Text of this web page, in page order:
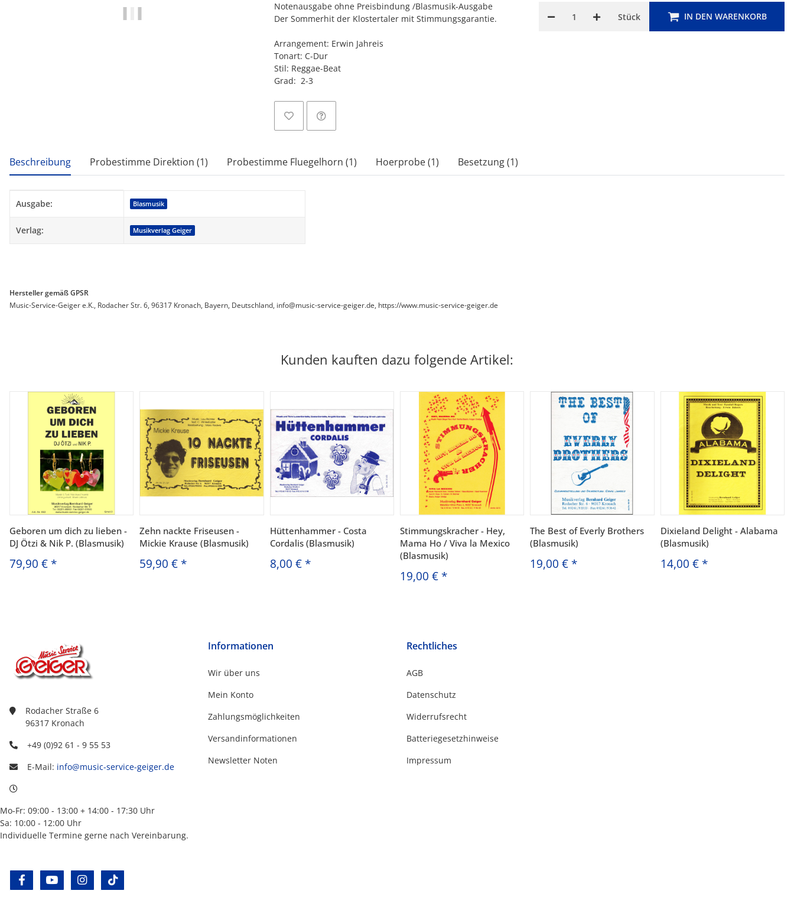
Notenausgabe ohne Preisbindung /Blasmusik-Ausgabe
Der Sommerhit der Klostertaler mit Stimmungsgarantie.
Arrangement: Erwin Jahreis
Tonart: C-Dur
Stil: Reggae-Beat
Grad: 2-3
Stück IN DEN WARENKORB
weitere Registerkarten anzeigen
Beschreibung Probestimme Direktion (1) Probestimme Fluegelhorn (1) Hoerprobe (1) Besetzung (1)
Produkteigenschaft
Wert
Ausgabe: Blasmusik
Verlag: Musikverlag Geiger
Hersteller gemäß GPSR
Music-Service-Geiger e.K., Rodacher Str. 6, 96317 Kronach, Bayern, Deutschland, info@music-service-geiger.de, https://www.music-service-geiger.de
Kunden kauften dazu folgende Artikel:
Geboren um dich zu lieben -
DJ Ötzi & Nik P. (Blasmusik)
79,90 € *
Zehn nackte Friseusen -
Mickie Krause (Blasmusik)
59,90 € *
Hüttenhammer - Costa
Cordalis (Blasmusik)
8,00 € *
Stimmungskracher - Hey,
Mama Ho / Viva la Mexico
(Blasmusik)
19,00 € *
The Best of Everly Brothers
(Blasmusik)
19,00 € *
Dixieland Delight - Alabama
(Blasmusik)
14,00 € *
Rodacher Straße 6
96317 Kronach
+49 (0)92 61 - 9 55 53
E-Mail: info@music-service-geiger.de
Mo-Fr: 09:00 - 13:00 + 14:00 - 17:30 Uhr
Sa: 10:00 - 12:00 Uhr
Individuelle Termine gerne nach Vereinbarung.
facebookyoutube instagram
Informationen
Wir über uns
Mein Konto
Zahlungsmöglichkeiten
Versandinformationen
Newsletter Noten
Rechtliches
AGB
Datenschutz
Widerrufsrecht
Batteriegesetzhinweise
Impressum